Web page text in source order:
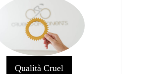
Qualità Cruel